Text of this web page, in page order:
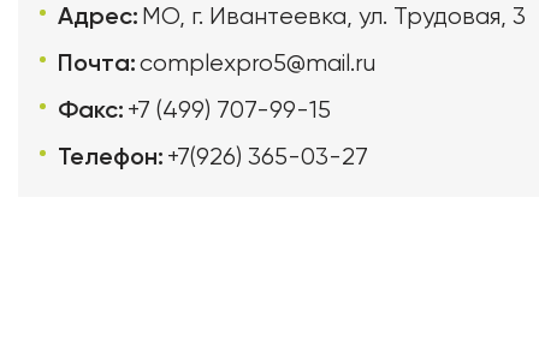
Адрес: МО, г. Ивантеевка, ул. Трудовая, 3
Почта:complexpro5@mail.ru
Факс: +7 (499) 707-99-15
Телефон: +7(926) 365-03-27